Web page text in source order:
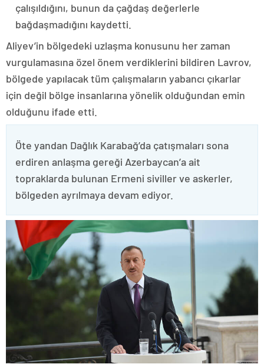
çalışıldığını, bunun da çağdaş değerlerle
bağdaşmadığını kaydetti.
Aliyev’in bölgedeki uzlaşma konusunu her zaman
vurgulamasına özel önem verdiklerini bildiren Lavrov,
bölgede yapılacak tüm çalışmaların yabancı çıkarlar
için değil bölge insanlarına yönelik olduğundan emin
olduğunu ifade etti.
Öte yandan Dağlık Karabağ’da çatışmaları sona
erdiren anlaşma gereği Azerbaycan’a ait
topraklarda bulunan Ermeni siviller ve askerler,
bölgeden ayrılmaya devam ediyor.